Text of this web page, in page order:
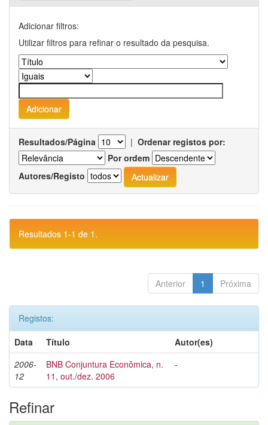
Adicionar filtros:
Utilizar filtros para refinar o resultado da pesquisa.
Resultados/Página | Ordenar registos por:
Por ordem
Autores/Registo
Resultados 1-1 de 1.
Anterior 1 Próxima
Registos:
Data
Título
Autor(es)
2006-
12
BNB Conjuntura Econômica, n.
11, out./dez. 2006
-
Refinar